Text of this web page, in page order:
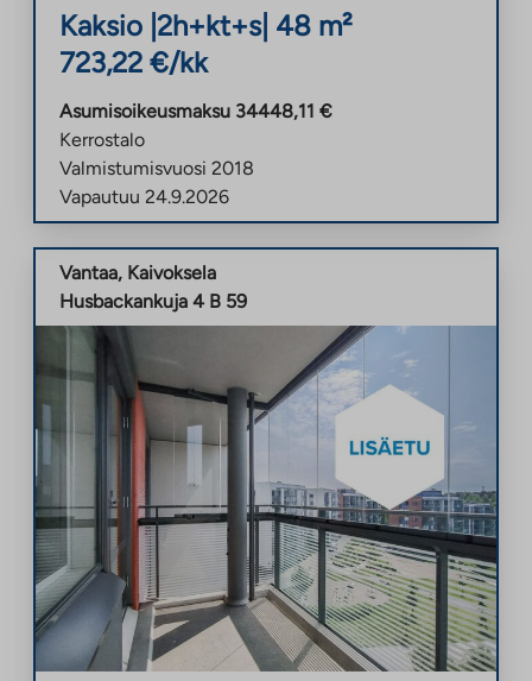
Kaksio 2h+kt+s| 48 m²
723,22 €/kk
Asumisoikeusmaksu 34448,11 €
Kerrostalo
Valmistumisvuosi 2018
Vapautuu 24.9.2026
Vantaa, Kaivoksela
Husbackankuja 4 B 59